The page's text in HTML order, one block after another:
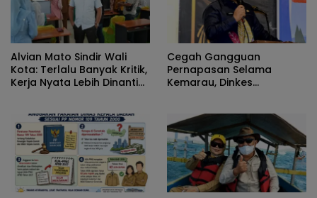
Alvian Mato Sindir Wali
Kota: Terlalu Banyak Kritik,
Kerja Nyata Lebih Dinanti
Cegah Gangguan
Pernapasan Selama
Kemarau, Dinkes
Masker